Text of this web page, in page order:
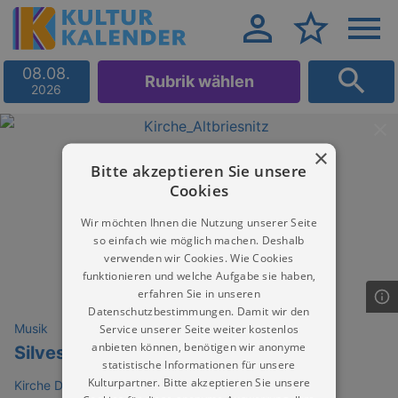
08.08.
2026 Rubrik wählen
Musik
Silvesterorgelkonzert
Kirche Dresden Briesnitz
×
Bitte akzeptieren Sie unsere
Cookies
Wir möchten Ihnen die Nutzung unserer Seite
so einfach wie möglich machen. Deshalb
verwenden wir Cookies. Wie Cookies
funktionieren und welche Aufgabe sie haben,
erfahren Sie in unseren
Datenschutzbestimmungen. Damit wir den
Service unserer Seite weiter kostenlos
anbieten können, benötigen wir anonyme
statistische Informationen für unsere
Kulturpartner. Bitte akzeptieren Sie unsere